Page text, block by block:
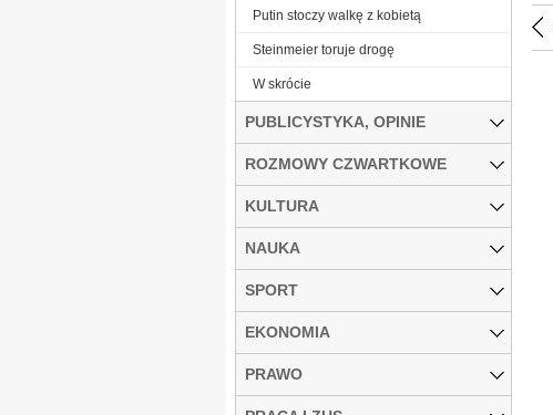
Putin stoczy walkę z kobietą
Steinmeier toruje drogę
W skrócie
PUBLICYSTYKA, OPINIE
ROZMOWY CZWARTKOWE
KULTURA
NAUKA
SPORT
EKONOMIA
PRAWO